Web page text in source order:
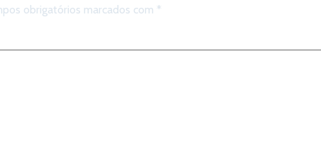
obrigatórios marcados com *